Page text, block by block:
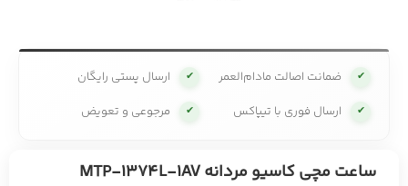
✔ ضمانت اصالت مادام‌العمر ✔ ارسال پستی رایگان
✔ ارسال فوری با تیپاکس ✔ مرجوعی و تعویض
ساعت مچی کاسیو مردانه MTP-1374L-1AV